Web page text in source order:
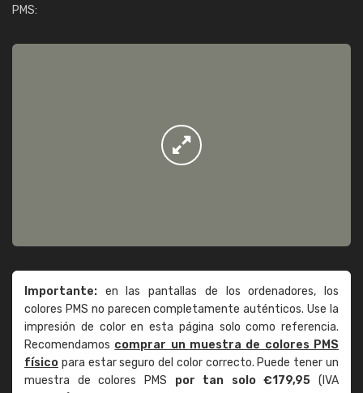
PMS:
Importante: en las pantallas de los ordenadores, los
colores PMS no parecen completamente auténticos. Use la
impresión de color en esta página solo como referencia.
Recomendamos comprar un muestra de colores PMS
físico para estar seguro del color correcto. Puede tener un
muestra de colores PMS por tan solo €179,95 (IVA